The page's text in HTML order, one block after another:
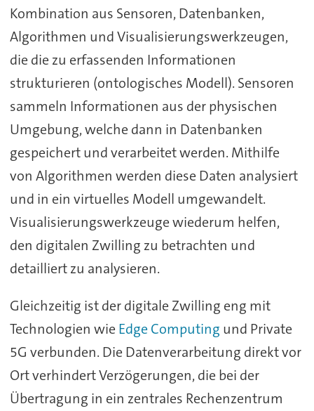
Kombination aus Sensoren, Datenbanken,
Algorithmen und Visualisierungswerkzeugen,
die die zu erfassenden Informationen
strukturieren (ontologisches Modell). Sensoren
sammeln Informationen aus der physischen
Umgebung, welche dann in Datenbanken
gespeichert und verarbeitet werden. Mithilfe
von Algorithmen werden diese Daten analysiert
und in ein virtuelles Modell umgewandelt.
Visualisierungswerkzeuge wiederum helfen,
den digitalen Zwilling zu betrachten und
detailliert zu analysieren.
Gleichzeitig ist der digitale Zwilling eng mit
Technologien wie Edge Computing und Private
5G verbunden. Die Datenverarbeitung direkt vor
Ort verhindert Verzögerungen, die bei der
Übertragung in ein zentrales Rechenzentrum